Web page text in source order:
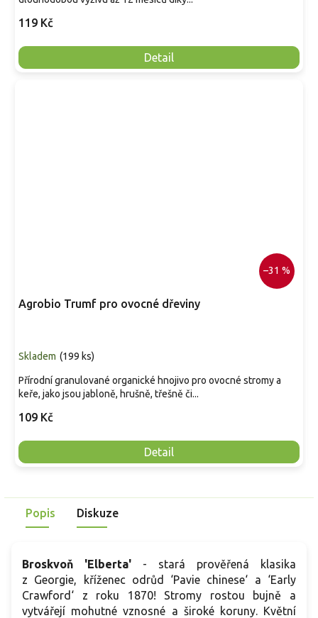
119 Kč
Detail
–31 %
Agrobio Trumf pro ovocné dřeviny
Skladem (199 ks)
109 Kč
Detail
Přírodní granulované organické hnojivo pro ovocné stromy a
keře, jako jsou jabloně, hrušně, třešně či...
Popis Diskuze
Broskvoň 'Elberta' - stará prověřená klasika
z Georgie, kříženec odrůd ‘Pavie chinese‘ a ‘Early
Crawford‘ z roku 1870! Stromy rostou bujně a
vytvářejí mohutné vznosné a široké koruny. Květní